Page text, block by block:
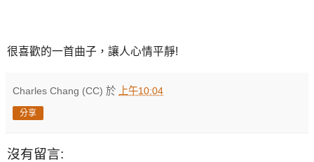
很喜歡的一首曲子，讓人心情平靜!
Charles Chang (CC) 於 上午10:04
分享
沒有留言: